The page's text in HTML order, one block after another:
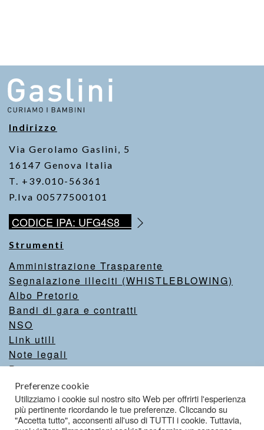
b
o
o
k
A
p
p
Li
Indirizzo
Via Gerolamo Gaslini, 5
16147 Genova Italia
T. +39.010-56361
P.Iva 00577500101
CODICE IPA: UFG4S8
Strumenti
Amministrazione Trasparente
Segnalazione illeciti (WHISTLEBLOWING)
Albo Pretorio
Bandi di gara e contratti
NSO
Link utili
Note legali
Privacy
Intranet
Valutazione del sito
Dichiarazione di accessibilità
Preferenze cookie
Utilizziamo i cookie sul nostro sito Web per offrirti l'esperienza
più pertinente ricordando le tue preferenze. Cliccando su
"Accetta tutto", acconsenti all'uso di TUTTI i cookie. Tuttavia,